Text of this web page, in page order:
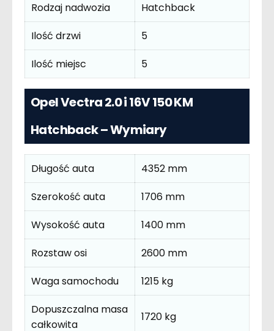
Rodzaj nadwozia
Hatchback
Ilość drzwi
5
Ilość miejsc
5
Opel Vectra 2.0 i 16V 150 KM
Hatchback – Wymiary
Długość auta
4352 mm
Szerokość auta
1706 mm
Wysokość auta
1400 mm
Rozstaw osi
2600 mm
Waga samochodu
1215 kg
Dopuszczalna masa
całkowita
1720 kg